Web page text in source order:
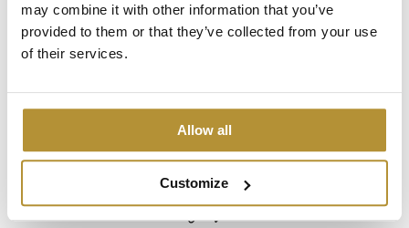
may combine it with other information that you’ve
provided to them or that they’ve collected from your use
of their services.
Allow all
Customize
INDIVIDUEEL ONTWERP
een one of a kind design.